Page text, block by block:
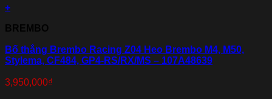
+
BREMBO
Bố thắng Brembo Racing Z04 Heo Brembo M4, M50,
Stylema, CF484, GP4-RS/RX/MS – 107A48639
3,950,000₫